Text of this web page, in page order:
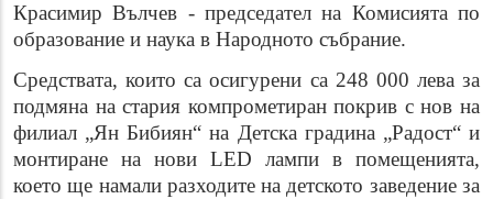
Красимир Вълчев - председател на Комисията по
образование и наука в Народното събрание.
Средствата, които са осигурени са 248 000 лева за
подмяна на стария компрометиран покрив с нов на
филиал „Ян Бибиян“ на Детска градина „Радост“ и
монтиране на нови LED лампи в помещенията,
което ще намали разходите на детското заведение за